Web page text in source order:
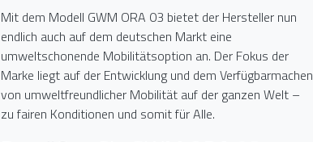
Mit dem Modell GWM ORA 03 bietet der Hersteller nun
endlich auch auf dem deutschen Markt eine
umweltschonende Mobilitätsoption an. Der Fokus der
Marke liegt auf der Entwicklung und dem Verfügbarmachen
von umweltfreundlicher Mobilität auf der ganzen Welt –
zu fairen Konditionen und somit für Alle.